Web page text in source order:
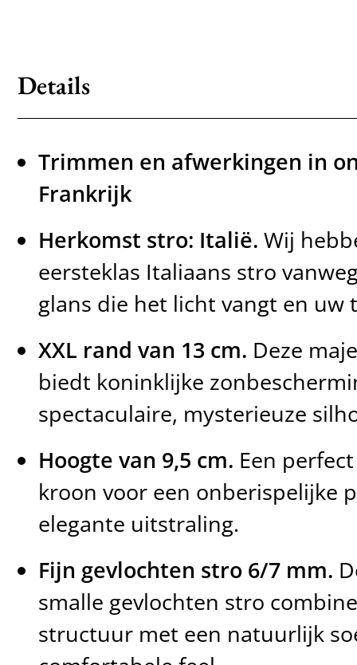
Details
Trimmen en afwerkingen in
Frankrijk
Herkomst stro: Italië. Wij
eersteklas Italiaans stro
glans die het licht vangt en uw
XXL rand van 13 cm. Deze
biedt koninklijke
spectaculaire, mysterieuze
Hoogte van 9,5 cm. Een
kroon voor een onberispelijke
elegante uitstraling.
Fijn gevlochten stro 6/7 mm.
smalle gevlochten stro
structuur met een natuurlijk